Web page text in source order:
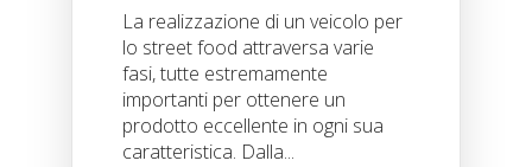
La realizzazione di un veicolo per
lo street food attraversa varie
fasi, tutte estremamente
importanti per ottenere un
prodotto eccellente in ogni sua
caratteristica. Dalla...